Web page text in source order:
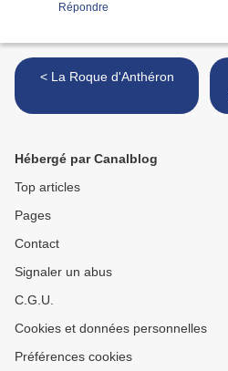
Répondre
< La Roque d'Anthéron
Hébergé par Canalblog
Top articles
Pages
Contact
Signaler un abus
C.G.U.
Cookies et données personnelles
Préférences cookies